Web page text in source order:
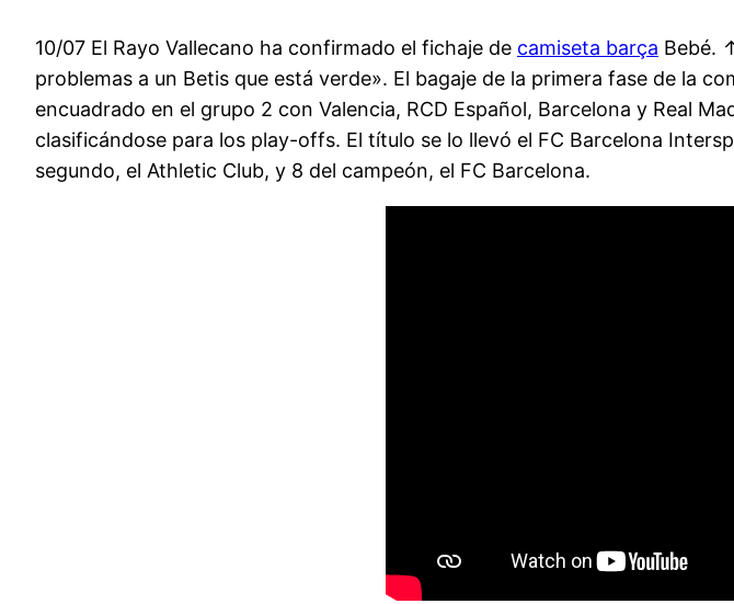
10/07 El Rayo Vallecano ha confirmado el fichaje de camiseta barça Bebé.
problemas a un Betis que está verde». El bagaje de la primera fase de la
encuadrado en el grupo 2 con Valencia, RCD Español, Barcelona y Real
clasificándose para los play-offs. El título se lo llevó el FC Barcelona
segundo, el Athletic Club, y 8 del campeón, el FC Barcelona.